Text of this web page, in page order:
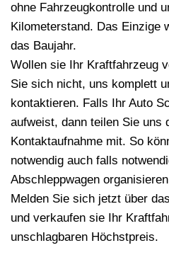
ohne Fahrzeugkontrolle und
Kilometerstand. Das Einzige
das Baujahr.
Wollen sie Ihr Kraftfahrzeug
Sie sich nicht, uns komplett
kontaktieren. Falls Ihr Auto
aufweist, dann teilen Sie uns
Kontaktaufnahme mit. So
notwendig auch falls
Abschleppwagen
Melden Sie sich jetzt über das
und verkaufen sie Ihr
unschlagbaren Höchstpreis.